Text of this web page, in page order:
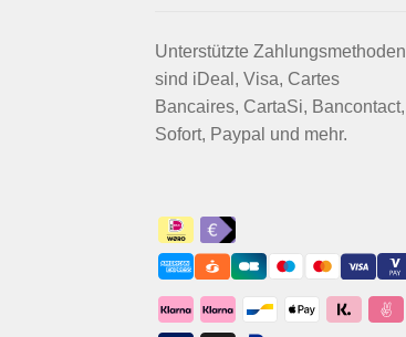
Unterstützte Zahlungsmethoden
sind iDeal, Visa, Cartes
Bancaires, CartaSi, Bancontact,
Sofort, Paypal und mehr.